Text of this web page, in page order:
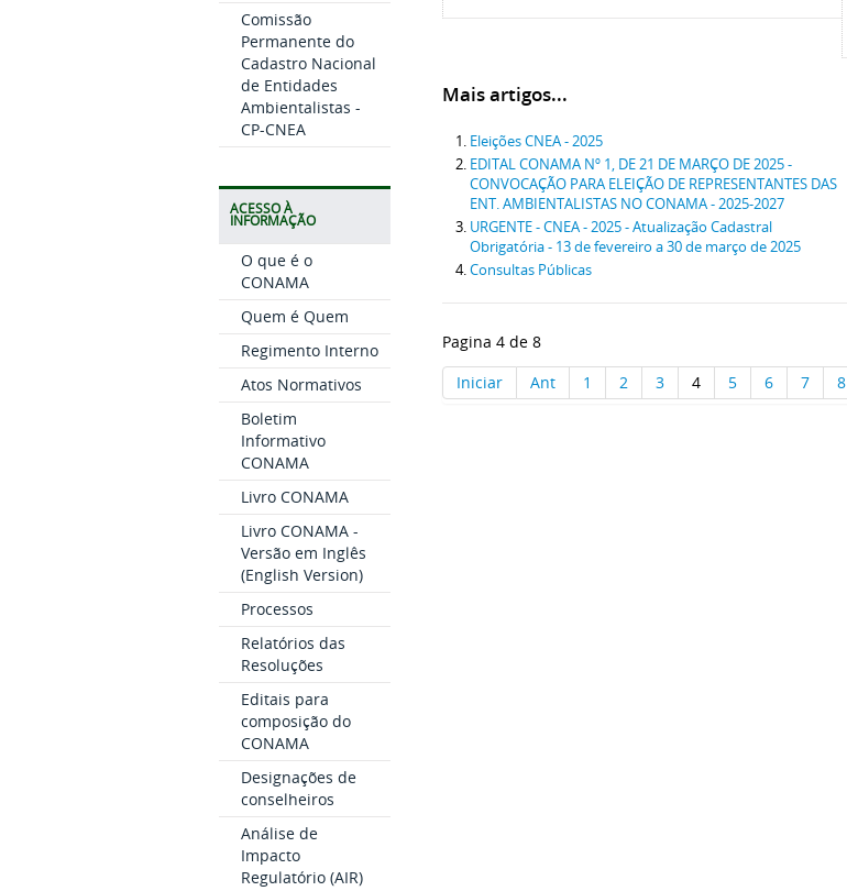
Comissão
Permanente do
Cadastro Nacional
de Entidades
Ambientalistas -
CP-CNEA
ACESSO À
INFORMAÇÃO
O que é o
CONAMA
Quem é Quem
Regimento Interno
Atos Normativos
Boletim
Informativo
CONAMA
Livro CONAMA
Livro CONAMA -
Versão em Inglês
(English Version)
Processos
Relatórios das
Resoluções
Editais para
composição do
CONAMA
Designações de
conselheiros
Análise de
Impacto
Regulatório (AIR)
Mais artigos...
Eleições CNEA - 2025
EDITAL CONAMA Nº 1, DE 21 DE MARÇO DE 2025 -
CONVOCAÇÃO PARA ELEIÇÃO DE REPRESENTANTES DAS
ENT. AMBIENTALISTAS NO CONAMA - 2025-2027
URGENTE - CNEA - 2025 - Atualização Cadastral
Obrigatória - 13 de fevereiro a 30 de março de 2025
Consultas Públicas
Pagina 4 de 8
Iniciar
Ant 1 2 3 4 5 6 7 8